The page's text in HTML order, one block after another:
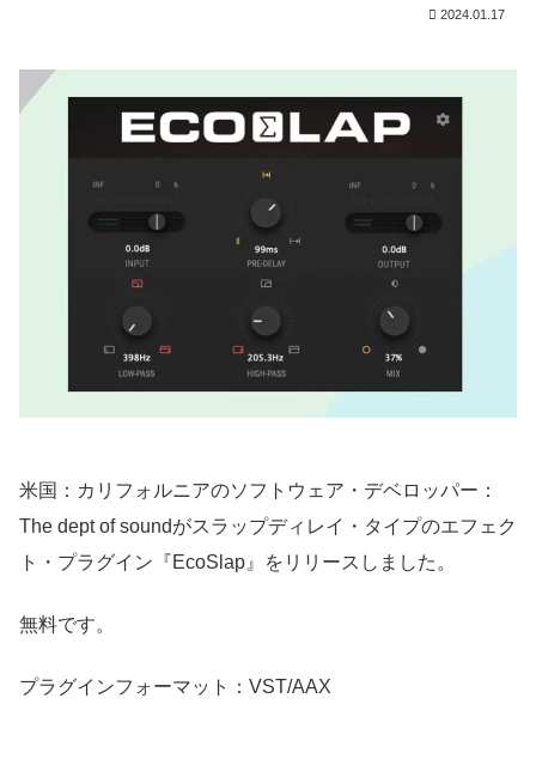
2024.01.17
米国：カリフォルニアのソフトウェア・デベロッパー：
The dept of soundがスラップディレイ・タイプのエフェク
ト・プラグイン『EcoSlap』をリリースしました。
無料です。
プラグインフォーマット：VST/AAX